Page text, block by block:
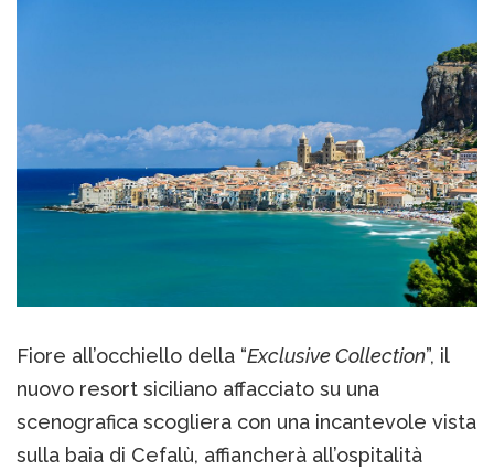
Fiore all’occhiello della “Exclusive Collection”, il
nuovo resort siciliano affacciato su una
scenografica scogliera con una incantevole vista
sulla baia di Cefalù, affiancherà all’ospitalità